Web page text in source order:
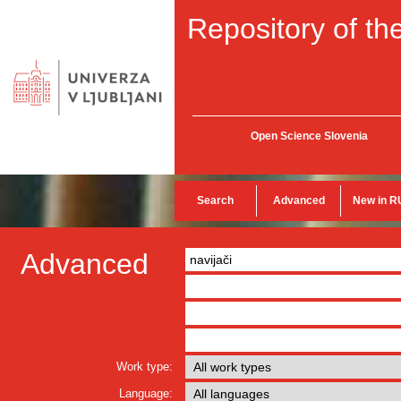
Repository of
Open Science Slovenia
Search Advanced New in
Advanced
Work type:
Language: